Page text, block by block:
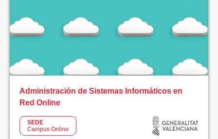
Sanidad
TIC
Videojuegos
MODALIDAD
Online
Administración de Sistemas Informáticos en
Red Online
SEDE
Campus Online